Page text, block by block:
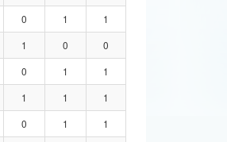
0 1
1
1 0
0
0 1
1
1 1
1
0 1
1